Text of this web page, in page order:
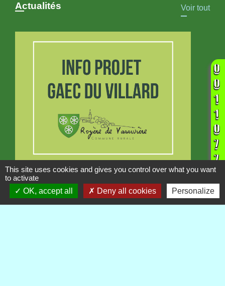
Actualités Voir tout
INFORMATION
Projet GAEC du Villard
This site uses cookies and gives you control over what you want
to activate
OK, accept all
Deny all cookies Personalize